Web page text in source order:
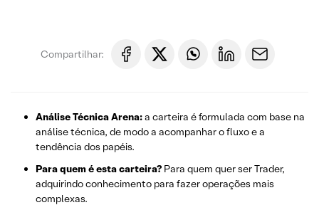
Compartilhar:
Análise Técnica Arena:a carteira é formulada com base na
análise técnica, de modo a acompanhar o fluxo e a
tendência dos papéis.
Para quem é esta carteira? Para quem quer ser Trader,
adquirindo conhecimento para fazer operações mais
complexas.